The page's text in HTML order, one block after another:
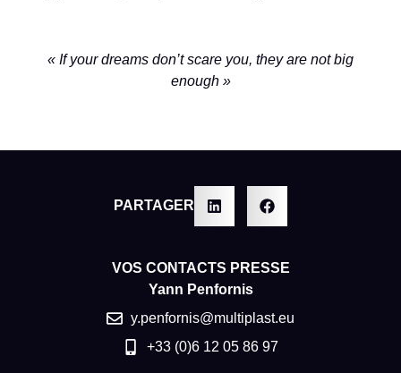
« If your dreams don’t scare you, they are not big
enough »
PARTAGER
VOS CONTACTS PRESSE
Yann Penfornis
y.penfornis@multiplast.eu
+33 (0)6 12 05 86 97